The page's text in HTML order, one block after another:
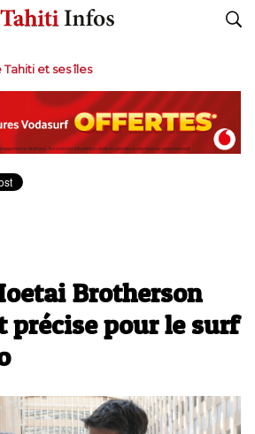
et ses îles
Brotherson
précise pour le surf